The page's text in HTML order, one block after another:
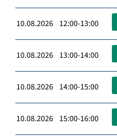
10.08.2026 12:00-13:00
10.08.2026 13:00-14:00
10.08.2026 14:00-15:00
10.08.2026 15:00-16:00